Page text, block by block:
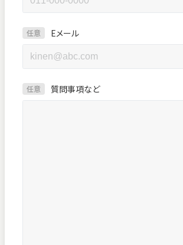
任意 Eメール
任意 質問事項など